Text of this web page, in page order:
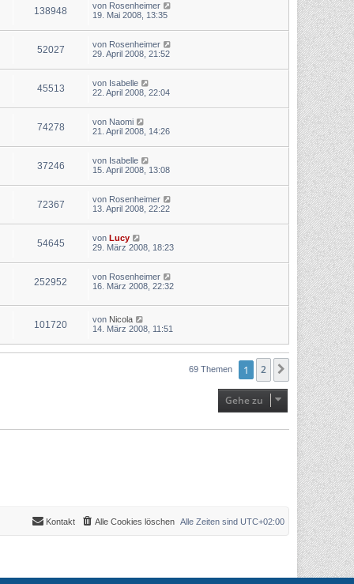
138948 von Rosenheimer
19. Mai 2008, 13:35
52027 von Rosenheimer
29. April 2008, 21:52
45513 von Isabelle
22. April 2008, 22:04
74278 von Naomi
21. April 2008, 14:26
37246 von Isabelle
15. April 2008, 13:08
72367 von Rosenheimer
13. April 2008, 22:22
54645 von Lucy
29. März 2008, 18:23
252952 von Rosenheimer
16. März 2008, 22:32
101720 von Nicola
14. März 2008, 11:51
69 Themen 1 2 Nächste
Gehe zu
Alle Zeiten sind UTC+02:00
Alle Cookies löschen
Kontakt